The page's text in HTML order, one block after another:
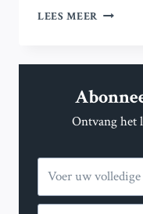
LEES MEER
HAFTAR
LIBIË
MET
RSF
Ontvang het